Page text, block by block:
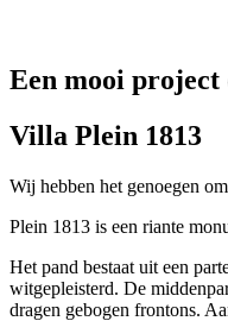
Een mooi project
Villa Plein 1813
Wij hebben het genoegen
Plein 1813 is een riante
Het pand bestaat uit een
witgepleisterd. De
dragen gebogen frontons.